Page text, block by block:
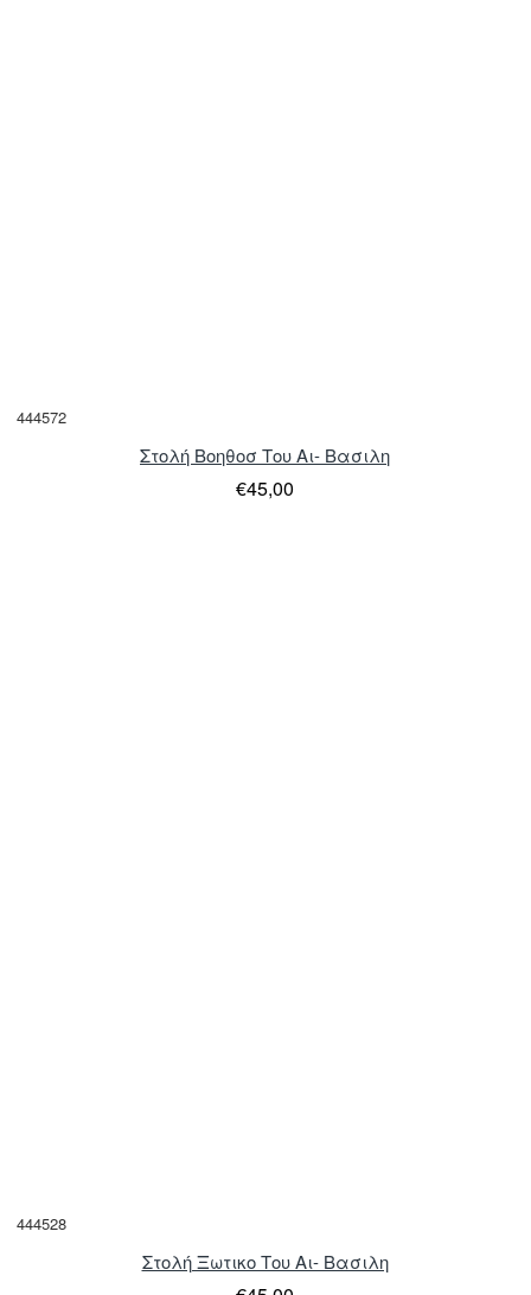
444572
Στολή Βοηθοσ Του Αι- Βασιλη
€45,00
444528
Στολή Ξωτικο Του Αι- Βασιλη